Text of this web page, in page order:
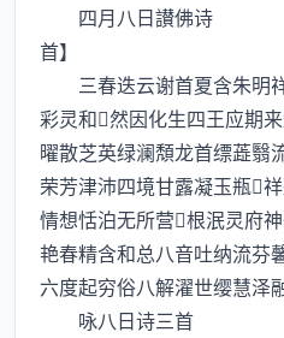
四月八日讃佛诗
首】
三春迭云谢首夏含朱明
彩灵和然因化生四王应期
曜散芝英绿澜頽龙首缥蕋翳
荣芳津沛四境甘露凝玉瓶
情想恬泊无所营根泯灵府
艳春精含和总八音吐纳流芬
六度起穷俗八解濯世缨慧泽
咏八日诗三首